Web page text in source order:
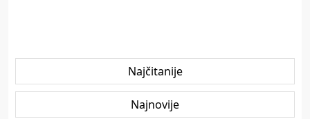
Najčitanije
Najnovije